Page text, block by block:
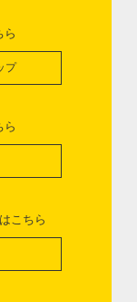
ら
プ
ら
こちら